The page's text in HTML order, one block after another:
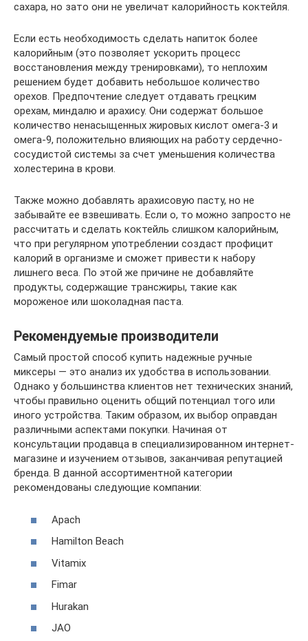
сахара, но зато они не увеличат калорийность коктейля.
Если есть необходимость сделать напиток более
калорийным (это позволяет ускорить процесс
восстановления между тренировками), то неплохим
решением будет добавить небольшое количество
орехов. Предпочтение следует отдавать грецким
орехам, миндалю и арахису. Они содержат большое
количество ненасыщенных жировых кислот омега-3 и
омега-9, положительно влияющих на работу сердечно-
сосудистой системы за счет уменьшения количества
холестерина в крови.
Также можно добавлять арахисовую пасту, но не
забывайте ее взвешивать. Если о, то можно запросто не
рассчитать и сделать коктейль слишком калорийным,
что при регулярном употреблении создаст профицит
калорий в организме и сможет привести к набору
лишнего веса. По этой же причине не добавляйте
продукты, содержащие трансжиры, такие как
мороженое или шоколадная паста.
Рекомендуемые производители
Самый простой способ купить надежные ручные
миксеры — это анализ их удобства в использовании.
Однако у большинства клиентов нет технических знаний,
чтобы правильно оценить общий потенциал того или
иного устройства. Таким образом, их выбор оправдан
различными аспектами покупки. Начиная от
консультации продавца в специализированном интернет-
магазине и изучением отзывов, заканчивая репутацией
бренда. В данной ассортиментной категории
рекомендованы следующие компании:
Apach
Hamilton Beach
Vitamix
Fimar
Hurakan
JAO